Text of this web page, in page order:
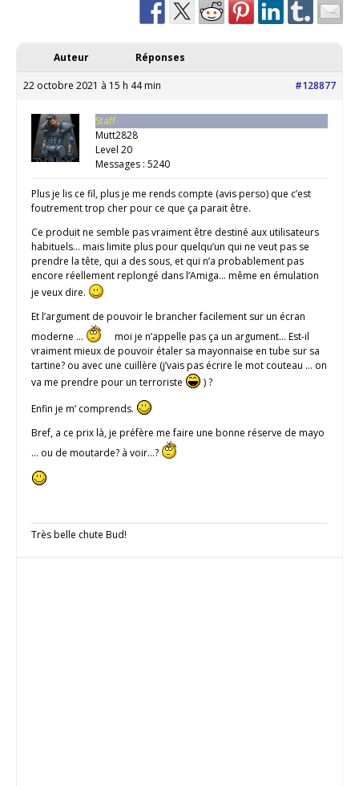
Auteur Réponses
22 octobre 2021 à 15 h 44 min #128877
Staff
Mutt2828
Level 20
Messages : 5240
Plus je lis ce fil, plus je me rends compte (avis perso) que c’est
foutrement trop cher pour ce que ça parait être.
Ce produit ne semble pas vraiment être destiné aux utilisateurs
habituels… mais limite plus pour quelqu’un qui ne veut pas se
prendre la tête, qui a des sous, et qui n’a probablement pas
encore réellement replongé dans l’Amiga… même en émulation
je veux dire.
Et l’argument de pouvoir le brancher facilement sur un écran
moderne …
moi je n’appelle pas ça un argument… Est-il
vraiment mieux de pouvoir étaler sa mayonnaise en tube sur sa
tartine? ou avec une cuillère (j’vais pas écrire le mot couteau … on
va me prendre pour un terroriste
) ?
Enfin je m’ comprends.
Bref, a ce prix là, je préfère me faire une bonne réserve de mayo
… ou de moutarde? à voir…?
Très belle chute Bud!